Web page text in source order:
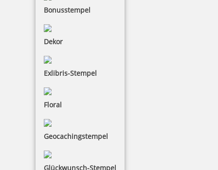
Bonusstempel
Dekor
Exlibris-Stempel
Floral
Geocachingstempel
Glückwunsch-Stempel